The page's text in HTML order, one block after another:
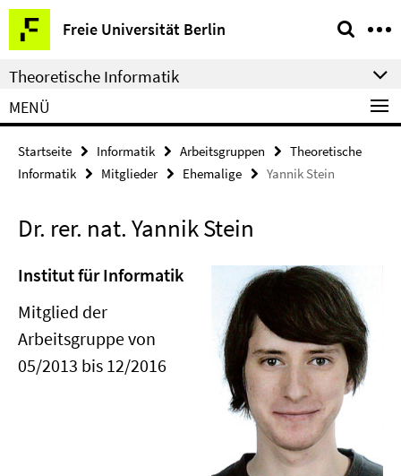
Springe
direkt
zu
Inhalt
Freie Universität Berlin
Service-
Navigation
Theoretische Informatik
MENÜ
Startseite Informatik Arbeitsgruppen
Theoretische
Informatik
Mitglieder Ehemalige Yannik Stein
Dr. rer. nat. Yannik Stein
Institut für Informatik
Mitglied der
Arbeitsgruppe von
05/2013 bis 12/2016